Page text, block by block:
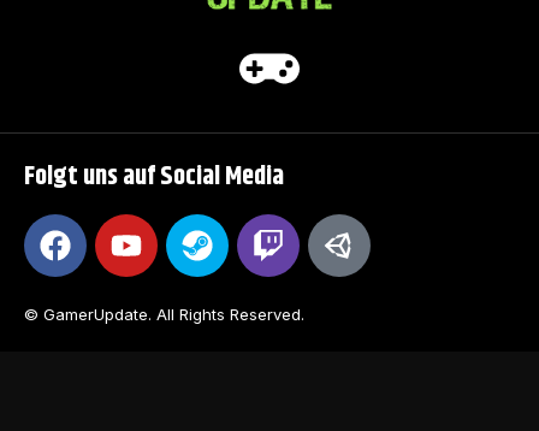
Folgt uns auf Social Media
© GamerUpdate. All Rights Reserved.